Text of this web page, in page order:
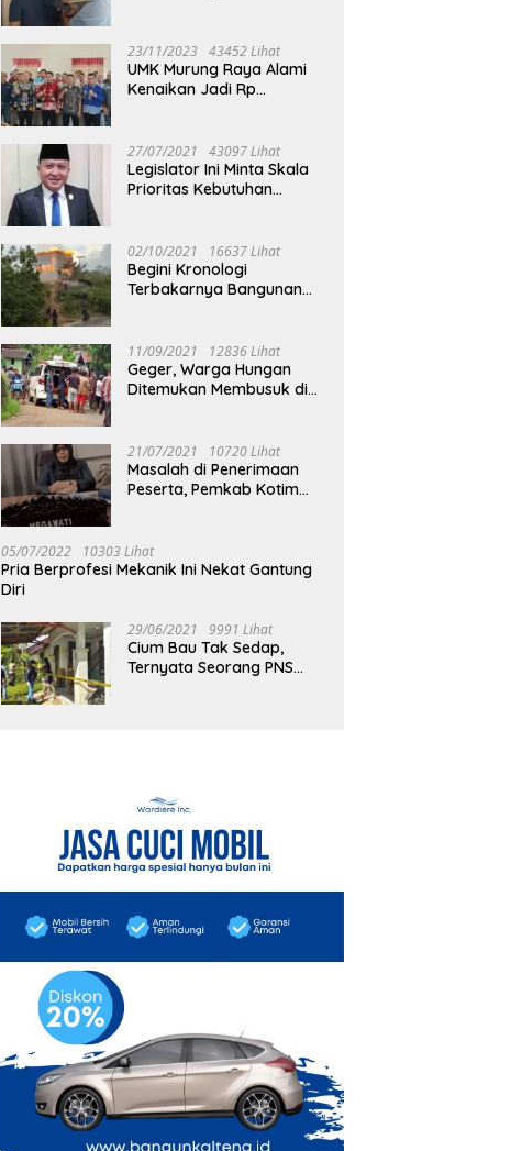
23/11/2023 43452 Lihat
UMK Murung Raya Alami
Kenaikan Jadi Rp
27/07/2021 43097 Lihat
Legislator Ini Minta Skala
Prioritas Kebutuhan
02/10/2021 16637 Lihat
Begini Kronologi
Terbakarnya Bangunan
11/09/2021 12836 Lihat
Geger, Warga Hungan
Ditemukan Membusuk di
21/07/2021 10720 Lihat
Masalah di Penerimaan
Peserta, Pemkab Kotim
05/07/2022 10303 Lihat
Pria Berprofesi Mekanik Ini Nekat Gantung
Diri
29/06/2021 9991 Lihat
Cium Bau Tak Sedap,
Ternyata Seorang PNS